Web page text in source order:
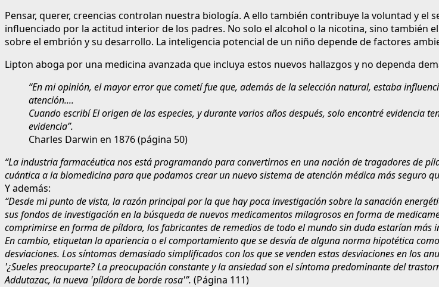
Pensar, querer, creencias controlan nuestra biología. A ello también contribuye la voluntad y
influenciado por la actitud interior de los padres. No solo el alcohol o la nicotina, sino también
sobre el embrión y su desarrollo. La inteligencia potencial de un niño depende de factores
Lipton aboga por una medicina avanzada que incluya estos nuevos hallazgos y no dependa
“En mi opinión, el mayor error que cometí fue que, además de la selección natural, estaba
atención....
Cuando escribí El origen de las especies, y durante varios años después, solo encontré
evidencia”.
Charles Darwin en 1876 (página 50)
“La industria farmacéutica nos está programando para convertirnos en una nación de tragadores de
cuántica a la biomedicina para que podamos crear un nuevo sistema de atención médica más seguro
Y además:
“Desde mi punto de vista, la razón principal por la que hay poca investigación sobre la sanación
sus fondos de investigación en la búsqueda de nuevos medicamentos milagrosos en forma de
comprimirse en forma de píldora, los fabricantes de remedios de todo el mundo sin duda estarían más
En cambio, etiquetan la apariencia o el comportamiento que se desvía de alguna norma hipotética
desviaciones. Los síntomas demasiado simplificados con los que se venden estas desviaciones en los
'¿Sueles preocuparte? La preocupación constante y la ansiedad son el síntoma predominante del
Addutazac, la nueva 'píldora de borde rosa'”. (Página 111)